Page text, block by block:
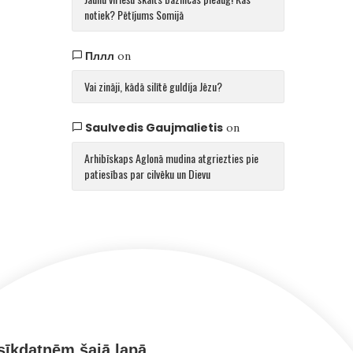
notiek? Pētījums Somijā
Пллл on
Vai zināji, kādā silītē guldīja Jēzu?
Saulvedis Gaujmalietison
Arhibīskaps Aglonā mudina atgriezties pie
patiesības par cilvēku un Dievu